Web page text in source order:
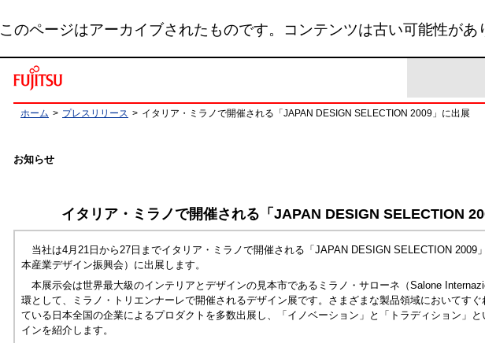
このページはアーカイブされたものです。コンテンツは古い可能性があ
ホーム > プレスリリース > イタリア・ミラノで開催される「JAPAN DESIGN SELECTION 2009」に出展
お知らせ
イタリア・ミラノで開催される「JAPAN DESIGN SELECTION
当社は4月21日から27日までイタリア・ミラノで開催される「JAPAN DESIGN SELECTION 2009
本産業デザイン振興会）に出展します。
本展示会は世界最大級のインテリアとデザインの見本市であるミラノ・サローネ（Salone
環として、ミラノ・トリエンナーレで開催されるデザイン展です。さまざまな製品領域においてす
ている日本全国の企業によるプロダクトを多数出展し、「イノベーション」と「トラディション」
インを紹介します。